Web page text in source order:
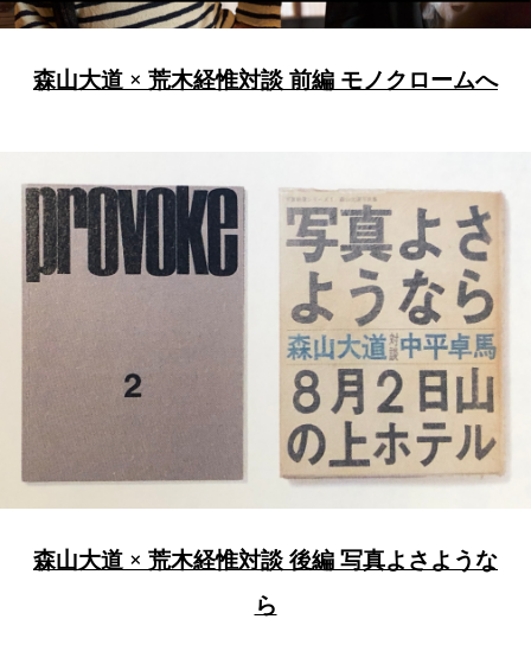
森山大道 × 荒木経惟対談 前編 モノクロームへ
森山大道 × 荒木経惟対談 後編 写真よさような
ら